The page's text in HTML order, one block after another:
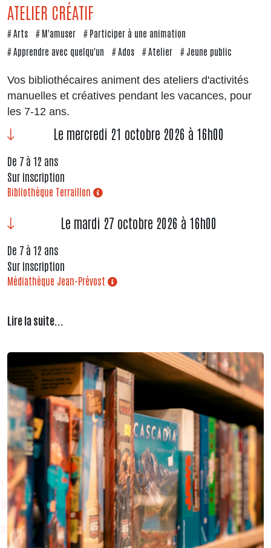
ATELIER CRÉATIF
Arts M'amuser
Participer à une animation
Apprendre avec quelqu'un
Ados Atelier Jeune public
Vos bibliothécaires animent des ateliers d'activités
manuelles et créatives pendant les vacances, pour
les 7-12 ans.
Le mercredi 21 octobre 2026 à 16h00
De 7 à 12 ans
Sur inscription
Bibliothèque Terraillon
Le mardi 27 octobre 2026 à 16h00
De 7 à 12 ans
Sur inscription
Médiathèque Jean-Prévost
Lire la suite...